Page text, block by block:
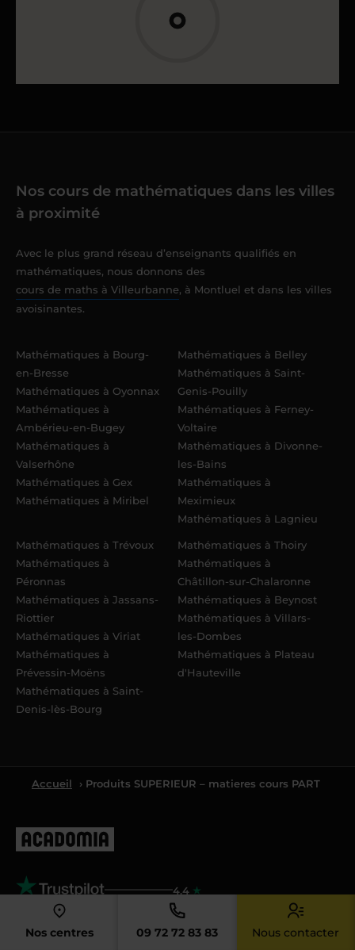
Nos centres 09 72 72 83 83 Nous contacter
Nos cours de mathématiques dans les villes
à proximité
Avec le plus grand réseau d’enseignants qualifiés en
mathématiques, nous donnons des
cours de maths à Villeurbanne, à Montluel et dans les villes
avoisinantes.
Mathématiques à Bourg-
en-Bresse
Mathématiques à Oyonnax
Mathématiques à
Ambérieu-en-Bugey
Mathématiques à
Valserhône
Mathématiques à Gex
Mathématiques à Miribel
Mathématiques à Belley
Mathématiques à Saint-
Genis-Pouilly
Mathématiques à Ferney-
Voltaire
Mathématiques à Divonne-
les-Bains
Mathématiques à
Meximieux
Mathématiques à Lagnieu
Mathématiques à Trévoux
Mathématiques à
Péronnas
Mathématiques à Jassans-
Riottier
Mathématiques à Viriat
Mathématiques à
Prévessin-Moëns
Mathématiques à Saint-
Denis-lès-Bourg
Mathématiques à Thoiry
Mathématiques à
Châtillon-sur-Chalaronne
Mathématiques à Beynost
Mathématiques à Villars-
les-Dombes
Mathématiques à Plateau
d'Hauteville
Accueil › Produits SUPERIEUR – matieres cours PART
4.4
4.4/5 sur la base de